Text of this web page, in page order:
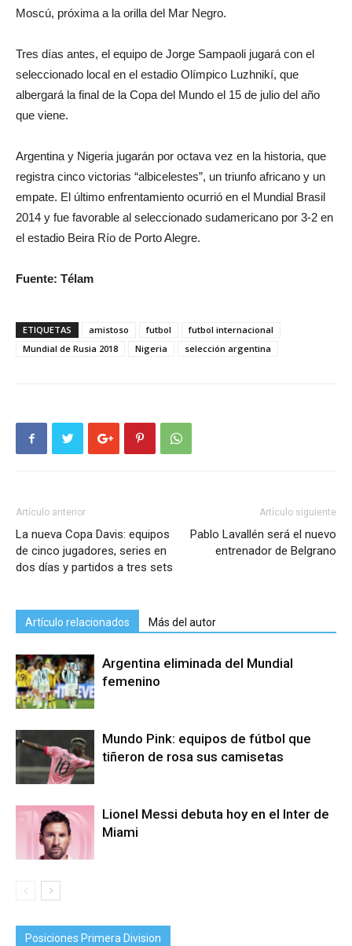
Moscú, próxima a la orilla del Mar Negro.
Tres días antes, el equipo de Jorge Sampaoli jugará con el
seleccionado local en el estadio Olímpico Luzhnikí, que
albergará la final de la Copa del Mundo el 15 de julio del año
que viene.
Argentina y Nigeria jugarán por octava vez en la historia, que
registra cinco victorias “albicelestes”, un triunfo africano y un
empate. El último enfrentamiento ocurrió en el Mundial Brasil
2014 y fue favorable al seleccionado sudamericano por 3-2 en
el estadio Beira Río de Porto Alegre.
Fuente: Télam
ETIQUETAS amistoso futbol
futbol internacional
Mundial de Rusia 2018
Nigeria selección argentina
Artículo anterior
La nueva Copa Davis: equipos
de cinco jugadores, series en
dos días y partidos a tres sets
Artículo siguiente
Pablo Lavallén será el nuevo
entrenador de Belgrano
Artículo relacionados Más del autor
Argentina eliminada del Mundial
femenino
Mundo Pink: equipos de fútbol que
tiñeron de rosa sus camisetas
Lionel Messi debuta hoy en el Inter de
Miami
Posiciones Primera Division